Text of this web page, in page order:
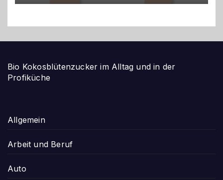
Bio Kokosblütenzucker im Alltag und in der
Profiküche
Allgemein
Arbeit und Beruf
Auto